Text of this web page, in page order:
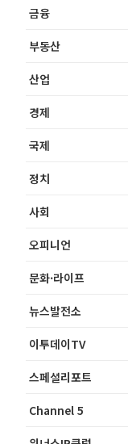
금융
부동산
산업
경제
국제
정치
사회
오피니언
문화·라이프
뉴스발전소
이투데이TV
스페셜리포트
Channel 5